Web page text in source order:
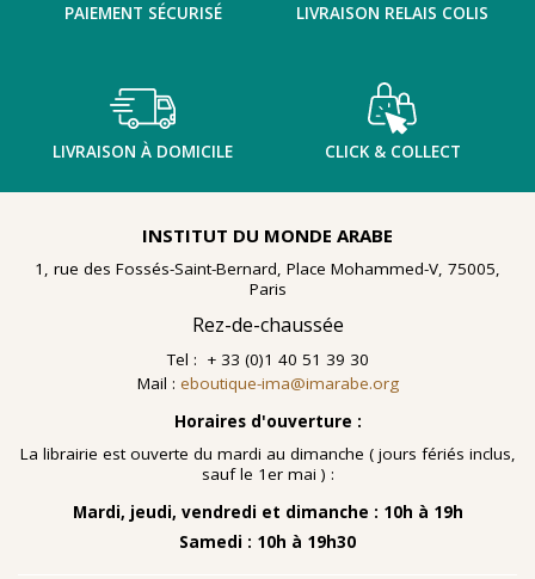
PAIEMENT SÉCURISÉ LIVRAISON RELAIS COLIS
LIVRAISON À DOMICILE CLICK & COLLECT
INSTITUT DU MONDE ARABE
1, rue des Fossés-Saint-Bernard, Place Mohammed-V, 75005,
Paris
Rez-de-chaussée
Tel : + 33 (0)1 40 51 39 30
Mail : eboutique-ima@imarabe.org
Horaires d'ouverture :
La librairie est ouverte du mardi au dimanche ( jours fériés inclus,
sauf le 1er mai ) :
Mardi, jeudi, vendredi et dimanche : 10h à 19h
Samedi : 10h à 19h30